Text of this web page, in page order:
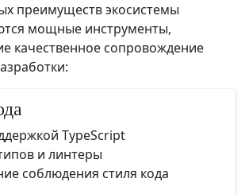
преимуществ экосистемы
мощные инструменты,
качественное сопровождение
TypeScript
и линтеры
соблюдения стиля кода